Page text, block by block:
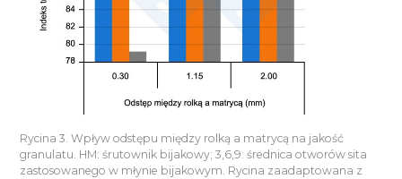
Rycina 3. Wpływ odstępu między rolką a matrycą na jakość
granulatu. HM: śrutownik bijakowy; 3,6,9: średnica otworów sita
zastosowanego w młynie bijakowym. Rycina zaadaptowana z